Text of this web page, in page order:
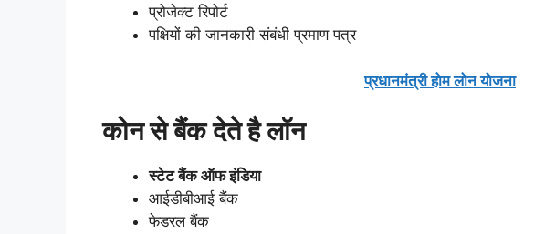
प्रोजेक्ट रिपोर्ट
पक्षियों की जानकारी संबंधी प्रमाण पत्र
प्रधानमंत्री होम लोन योजना
कोन से बैंक देते है लॉन
स्टेट बैंक ऑफ इंडिया
आईडीबीआई बैंक
फेडरल बैंक